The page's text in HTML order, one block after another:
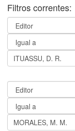
Filtros correntes: